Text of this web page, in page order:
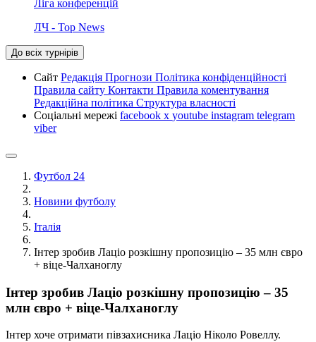
Ліга конференцій
ЛЧ - Top News
До всіх турнірів
Сайт Редакція Прогнози Політика конфіденційності
Правила сайту Контакти Правила коментування
Редакційна політика Структура власності
Соціальні мережі facebook x youtube instagram telegram
viber
Футбол 24
Новини футболу
Італія
Інтер зробив Лаціо розкішну пропозицію – 35 млн євро
+ віце-Чалханоглу
Інтер зробив Лаціо розкішну пропозицію – 35
млн євро + віце-Чалханоглу
Інтер хоче отримати півзахисника Лаціо Ніколо Ровеллу.